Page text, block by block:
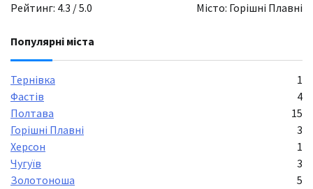
Рейтинг: 4.3 / 5.0
Місто: Горішні Плавні
Популярні міста
Тернівка
1
Фастів
4
Полтава
15
Горішні Плавні
3
Херсон
1
Чугуїв
3
Золотоноша
5